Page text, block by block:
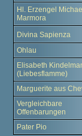
Hl. Erzengel
Marmora
Divina Sapienza
Ohlau
Elisabeth
(Liebesflamme)
Marguerite aus
Vergleichbare
Offenbarungen
Pater Pio